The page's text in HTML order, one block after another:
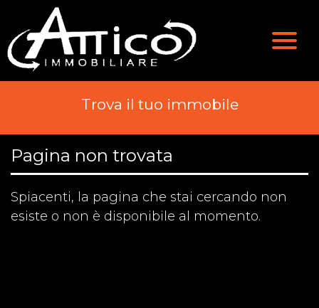
Valutazione
Immobili
Contatti
Trova il tuo immobile
Pagina non trovata
Spiacenti, la pagina che stai cercando non
esiste o non è disponibile al momento.